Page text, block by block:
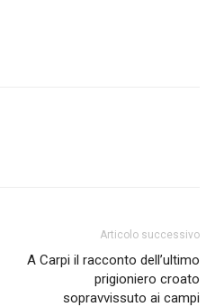
Articolo successivo
A Carpi il racconto dell’ultimo
prigioniero croato
sopravvissuto ai campi